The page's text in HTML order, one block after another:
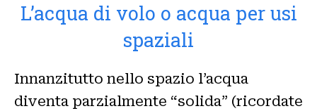
L’acqua di volo o acqua per usi
spaziali
Innanzitutto nello spazio l’acqua
diventa parzialmente “solida” (ricordate